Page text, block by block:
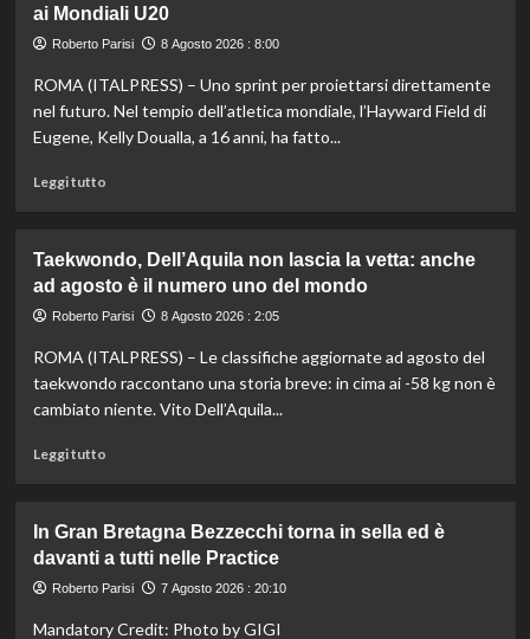
ai Mondiali U20
Roberto Parisi 8 Agosto 2026 : 8:00
ROMA (ITALPRESS) – Uno sprint per proiettarsi direttamente
nel futuro. Nel tempio dell’atletica mondiale, l’Hayward Field di
Eugene, Kelly Doualla, a 16 anni, ha fatto...
Leggi tuttoLeggi
Impresa
di
Kelly
a
16
anni
Mondiali
U20
Taekwondo, Dell’Aquila non lascia la vetta: anche
ad agosto è il numero uno del mondo
Roberto Parisi 8 Agosto 2026 : 2:05
ROMA (ITALPRESS) – Le classifiche aggiornate ad agosto del
taekwondo raccontano una storia breve: in cima ai -58 kg non è
cambiato niente. Vito Dell’Aquila...
Leggi tuttoLeggi
Taekwondo,
Dell’Aquila
non
la
In Gran Bretagna Bezzecchi torna in sella ed è
davanti a tutti nelle Practice
Roberto Parisi 7 Agosto 2026 : 20:10
Mandatory Credit: Photo by GIGI